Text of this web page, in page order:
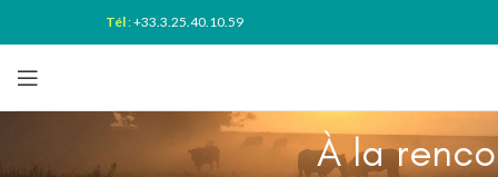
Tél:+33.3.25.40.10.59
À la